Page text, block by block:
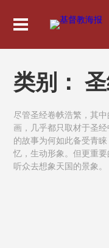
类别：
尽管圣经卷帙浩繁，其
画，几乎都只取材于圣
的故事为何如此备受青
忆，生动形象。但更重
听众去想象天国的景象。